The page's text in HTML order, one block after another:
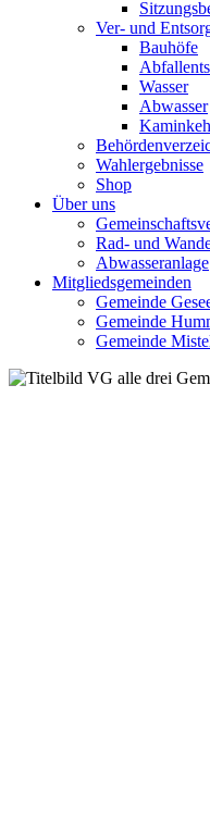
Ver- und
Bauhöfe
Wasser
Abwasser
Wahlergebnisse
Shop
Über uns
Rad- und
Abwasseranlage
Mitgliedsgemeinden
Gemeinde
Gemeinde
Gemeinde